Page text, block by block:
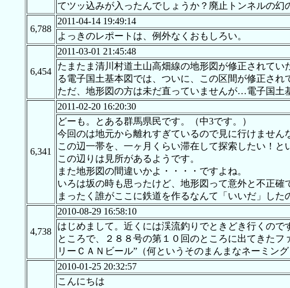
てツッ込みが入ったんでしょうか？廃止トンネルの幻
6,788
2011-04-14 19:49:14
よっきのレポートは、例外なくおもしろい。
6,454
2011-03-01 21:45:48
たまたま清川村道土山高畑線の地形図が修正されて
る電子国土基本図では、ついに、この区間が修正され
ただ、地形図の方は未だ直っていませんが…電子国
6,341
2011-02-20 16:20:30
どーも。とある群馬県民です。（中3です。）
今回のは地元から離れすぎているので見に行けません
この辺一帯を、一ヶ月くらい滞在して探索したい！と
この辺りは見所があるようです。
また地形図の間違いかよ・・・・ですよね。
いろは坂の時も思ったけど、地形図って意外と不正確
まったく誰がここに鉄道を作るなんて「いいだ」した
4,738
2010-08-29 16:58:10
はじめまして。近くには渓流釣りでときどき行くの
ところで、２８８号の第１０回のところに出てきた
リーＣＡＮビール”（何というそのまんまなネーミン
2010-01-25 20:32:57
こんにちは